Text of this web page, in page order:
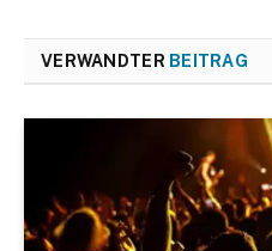
VERWANDTER BEITRAG